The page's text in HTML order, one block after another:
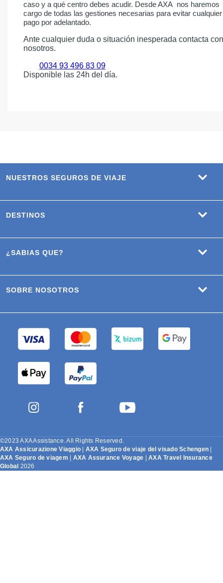
caso y a qué centro debes acudir. Desde AXA nos haremos
cargo de todas las gestiones necesarias para evitar cualquier
pago por adelantado.
Ante cualquier duda o situación inesperada contacta con
nosotros.
0034 93 496 83 09
Disponible las 24h del día.
NUESTROS SEGUROS DE VIAJE
DESTINOS
¿SABIAS QUE?
SOBRE NOSOTROS
©2023 AXA Assistance. All Rights Reserved.
AXA Assicurazione Viaggio
AXA Seguro de viaje del visado Schengen
AXA Seguro de viagem
AXA Assurance Voyage |AXA Travel Insurance
Global 2026